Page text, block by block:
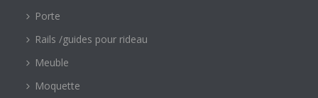
Porte
Rails /guides pour rideau
Meuble
Moquette